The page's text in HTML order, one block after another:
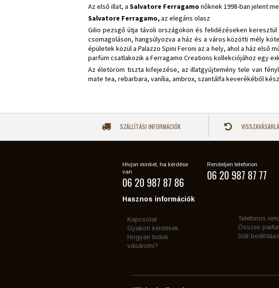
Az első illat, a Salvatore Ferragamo nőknek 1998-ban jelent
Salvatore Ferragamo,az elegáns olasz
Gilio pezsgő útja távoli országokon és felidézéseken
csomagoláson, hangsúlyozva a ház és a város közötti mély
épületek közül a Palazzo Spini Feroni az a hely, ahol a ház első
parfüm csatlakozik a Ferragamo Creations kollekciójához egy
Az életöröm tiszta kifejezése, az illatgyűjtemény tele van
mate tea, rebarbara, vanília, ambrox, szantálfa keverékéből
SZÁLLÍTÁSI INFORMÁCIÓK
Hívjon minket, ha kérdése
van
06 20 987 87 86
Rendeljen telefonon
06 20 987 87 77
Hasznos információk
Kapcsolat
Gyakori kérdések
Hogyan tudok
vásárolni?
Telefonos
Összes
Süti